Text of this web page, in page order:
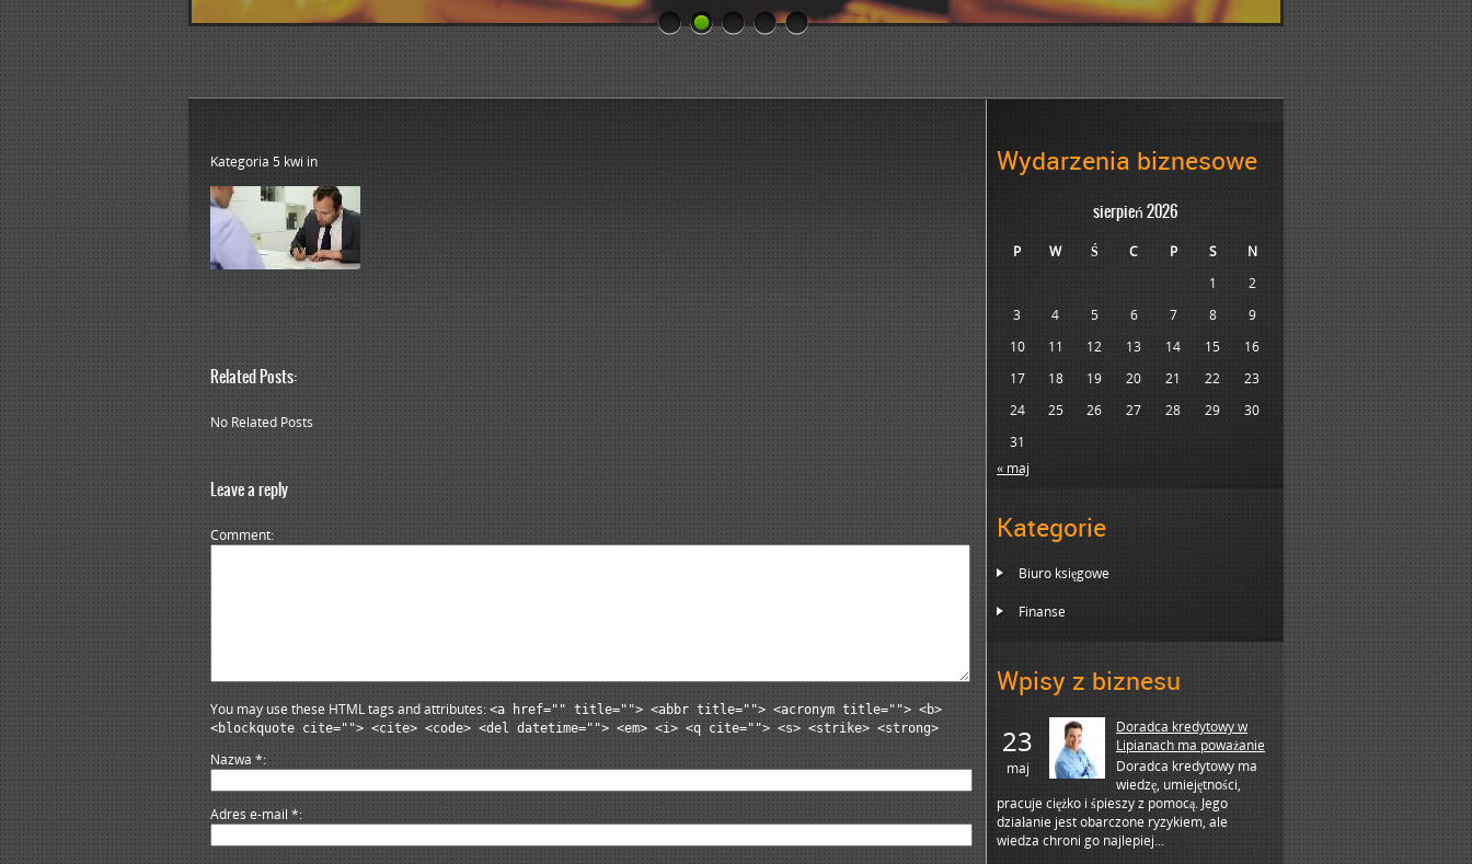
1 2 3
Wydarzenia biznesowe
sierpień 2026
P W Ś C P S
N
1
2
3
4 5 6 7 8
9
10
11 12 13 14 15
16
17
18 19 20 21 22
23
24
25 26 27 28 29
30
31
« maj
Kategorie
Biuro księgowe
Finanse
Wpisy z biznesu
23
maj
Doradca kredytowy w
Lipianach ma poważanie
Doradca kredytowy ma
wiedzę, umiejętności,
pracuje ciężko i śpieszy z pomocą. Jego
działanie jest obarczone ryzykiem, ale
wiedza chroni go najlepiej...
Kategoria 5 kwi in
Related Posts:
No Related Posts
Leave a reply
Comment
You may use these HTML tags and attributes:<a href="" title=""> <abbr title=""> <acronym title=""> <b>
<blockquote cite=""> <cite> <code> <del datetime=""> <em> <i> <q cite=""> <s> <strike> <strong>
Nazwa*
Adres e-mail*